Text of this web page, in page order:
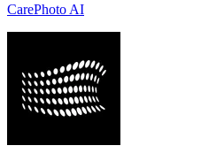
CarePhoto AI